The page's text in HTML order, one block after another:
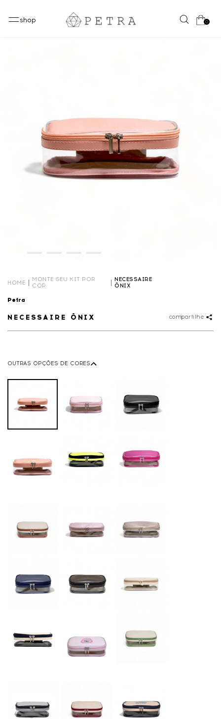
shop 0
HOME
MONTE SEU KIT POR
COR
NECESSAIRE
ÔNIX
Petra
NECESSAIRE ÔNIX compartilhe
OUTRAS OPÇÕES DE CORES